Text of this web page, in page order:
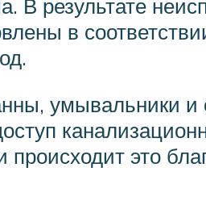
В результате
в
умывальники и
это